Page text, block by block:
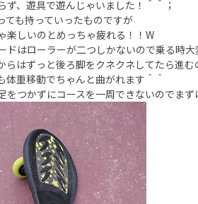
ず、遊具で遊んじゃいました！＾＾；
ても持っていったものですが
楽しいのとめっちゃ疲れる！！W
ドはローラーが二つしかないので乗る時
らはずっと後ろ脚をクネクネしてたら進む
体重移動でちゃんと曲がれます＾＾
をつかずにコースを一周できないのでま